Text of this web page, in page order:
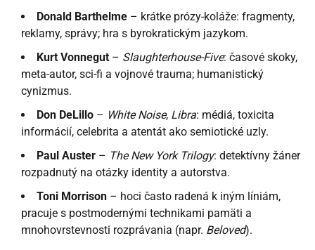
Donald Barthelme – krátke prózy-koláže: fragmenty,
reklamy, správy; hra s byrokratickým jazykom.
Kurt Vonnegut – Slaughterhouse-Five: časové skoky,
meta-autor, sci-fi a vojnové trauma; humanistický
cynizmus.
Don DeLillo – White Noise, Libra: médiá, toxicita
informácií, celebrita a atentát ako semiotické uzly.
Paul Auster – The New York Trilogy: detektívny žáner
rozpadnutý na otázky identity a autorstva.
Toni Morrison – hoci často radená k iným líniám,
pracuje s postmodernými technikami pamäti a
mnohovrstevnosti rozprávania (napr. Beloved).